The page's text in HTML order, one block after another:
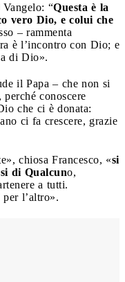
Vangelo: “Questa è la
vero Dio, e colui che
– rammenta
è l’incontro con Dio; e
di Dio».
il Papa – che non si
conoscere
che ci è donata:
ci fa crescere, grazie
chiosa Francesco, «si
di Qualcuno,
a tutti.
l’altro».